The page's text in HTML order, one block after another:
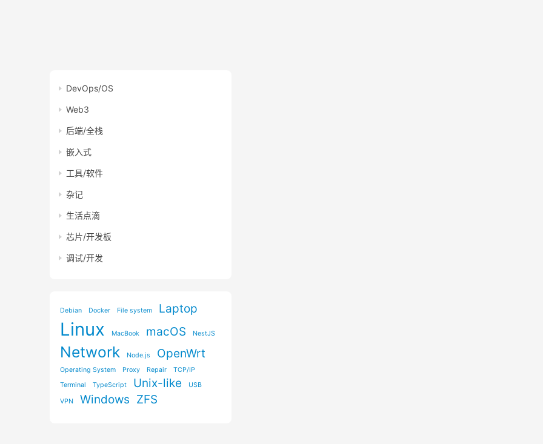
DevOps/OS
Web3
后端/全栈
嵌入式
工具/软件
杂记
生活点滴
芯片/开发板
调试/开发
Debian Docker File system Laptop
Linux MacBook macOS NestJS
Network Node.js OpenWrt
Operating System Proxy Repair
TCP/IP
Terminal
TypeScript Unix-like USB
VPN Windows ZFS